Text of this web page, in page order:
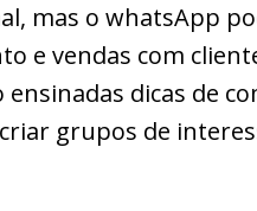
mas o whatsApp
e vendas com
ensinadas dicas de
grupos de